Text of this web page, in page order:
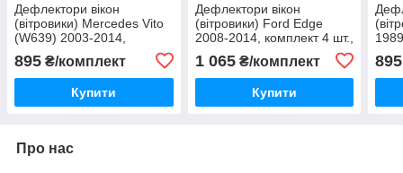
Дефлектори вікон
(вітровики) Mercedes Vito
(W639) 2003-2014,
Tuning"
895 ₴/комплект
Купити
Дефлектори вікон
(вітровики) Ford Edge
2008-2014, комплект 4 шт.,
1 065₴/комплект
Купити
895
Про нас